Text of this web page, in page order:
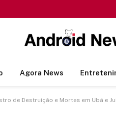
Agora News
de Destruição e Mortes em Ubá e